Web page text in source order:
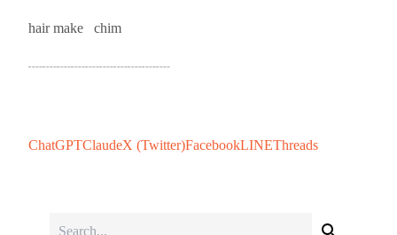
hair make chim
┈┈┈┈┈┈┈┈┈┈
ChatGPTClaudeX (Twitter)FacebookLINEThreads